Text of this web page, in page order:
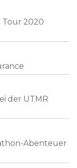
Tour 2020
der UTMR
Abenteuer